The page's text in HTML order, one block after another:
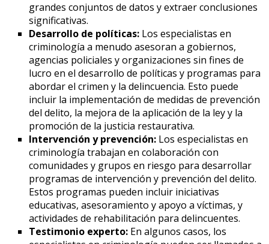
grandes conjuntos de datos y extraer conclusiones
significativas.
Desarrollo de políticas: Los especialistas en
criminología a menudo asesoran a gobiernos,
agencias policiales y organizaciones sin fines de
lucro en el desarrollo de políticas y programas para
abordar el crimen y la delincuencia. Esto puede
incluir la implementación de medidas de prevención
del delito, la mejora de la aplicación de la ley y la
promoción de la justicia restaurativa.
Intervención y prevención: Los especialistas en
criminología trabajan en colaboración con
comunidades y grupos en riesgo para desarrollar
programas de intervención y prevención del delito.
Estos programas pueden incluir iniciativas
educativas, asesoramiento y apoyo a víctimas, y
actividades de rehabilitación para delincuentes.
Testimonio experto: En algunos casos, los